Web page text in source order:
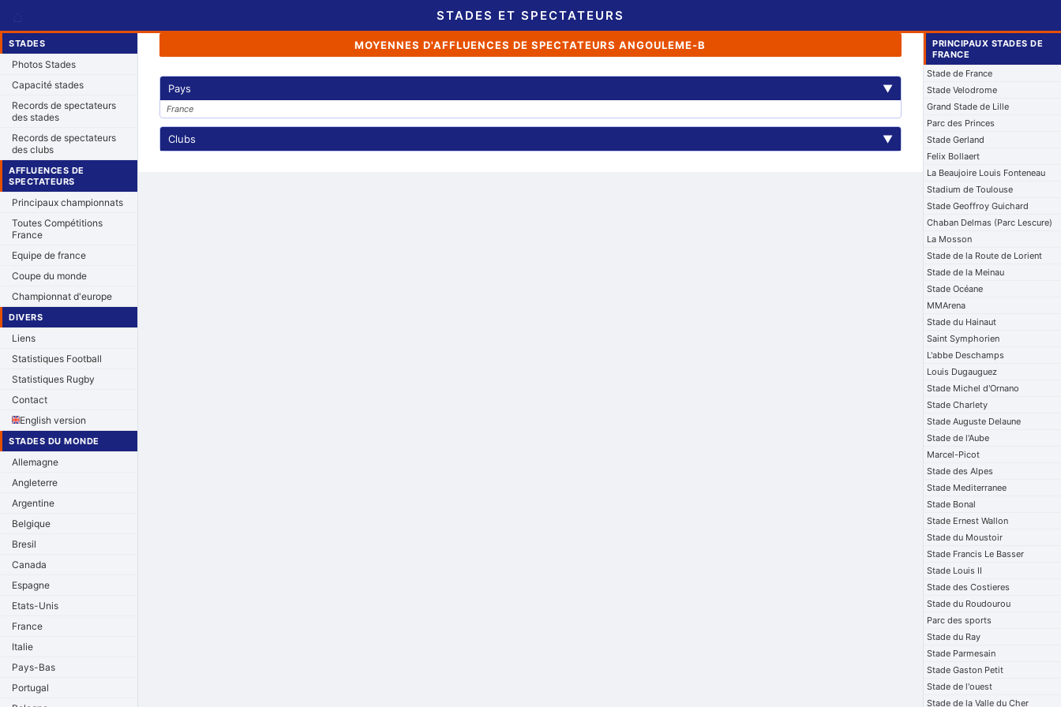
STADES ET SPECTATEURS
STADES
Photos Stades
Capacité stades
Records de spectateurs
des stades
Records de spectateurs
des clubs
AFFLUENCES DE
SPECTATEURS
Principaux championnats
Toutes Compétitions
France
Equipe de france
Coupe du monde
Championnat d'europe
DIVERS
Liens
Statistiques Football
Statistiques Rugby
Contact
English version
STADES DU MONDE
Allemagne
Angleterre
Argentine
Belgique
Bresil
Canada
Espagne
Etats-Unis
France
Italie
Pays-Bas
Portugal
MOYENNES D'AFFLUENCES DE SPECTATEURS ANGOULEME-B
Pays ▼
France
Clubs ▼
PRINCIPAUX STADES DE
FRANCE
Stade de France
Stade Velodrome
Grand Stade de Lille
Parc des Princes
Stade Gerland
Felix Bollaert
La Beaujoire Louis Fonteneau
Stadium de Toulouse
Stade Geoffroy Guichard
Chaban Delmas (Parc Lescure)
La Mosson
Stade de la Route de Lorient
Stade de la Meinau
Stade Océane
MMArena
Stade du Hainaut
Saint Symphorien
L'abbe Deschamps
Louis Dugauguez
Stade Michel d'Ornano
Stade Charlety
Stade Auguste Delaune
Stade de l'Aube
Marcel-Picot
Stade des Alpes
Stade Mediterranee
Stade Bonal
Stade Ernest Wallon
Stade du Moustoir
Stade Francis Le Basser
Stade Louis II
Stade des Costieres
Stade du Roudourou
Parc des sports
Stade du Ray
Stade Parmesain
Stade Gaston Petit
Stade de l'ouest
Stade de la Valle du Cher